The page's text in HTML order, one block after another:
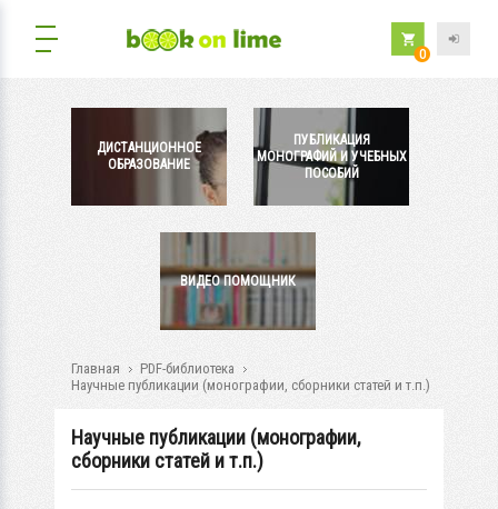
0
ДИСТАНЦИОННОЕ
ОБРАЗОВАНИЕ
ПУБЛИКАЦИЯ
МОНОГРАФИЙ И УЧЕБНЫХ
ПОСОБИЙ
ВИДЕО ПОМОЩНИК
Главная
PDF-библиотека
Научные публикации (монографии, сборники статей и т.п.)
Научные публикации (монографии,
сборники статей и т.п.)